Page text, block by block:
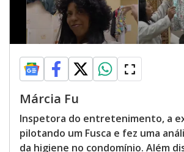
Márcia Fu
Inspetora do entretenimento, a
pilotando um Fusca e fez uma
da higiene no condomínio. Além